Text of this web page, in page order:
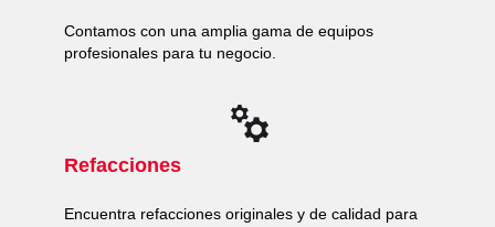
Contamos con una amplia gama de equipos
profesionales para tu negocio.
Refacciones
Encuentra refacciones originales y de calidad para